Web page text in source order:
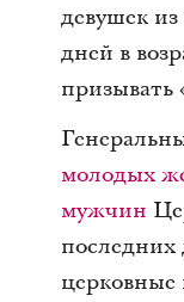
девушек
дней в
призывать
молодых
мужчин